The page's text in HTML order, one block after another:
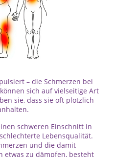
– die Schmerzen bei
sich auf vielseitige Art
sie, dass sie oft plötzlich
schweren Einschnitt in
Lebensqualität.
und die damit
etwas zu dämpfen, besteht